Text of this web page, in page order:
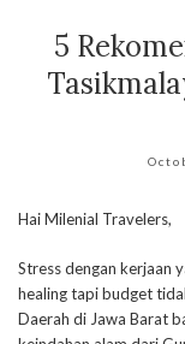
5
Hai Milenial Travelers,
Stress dengan kerjaan
healing tapi budget
Daerah di Jawa Barat